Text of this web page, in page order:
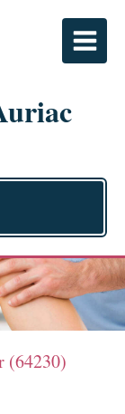
(64230)